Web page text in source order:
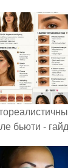
бьюти -